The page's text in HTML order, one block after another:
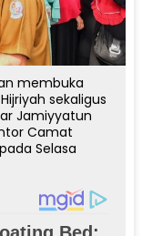
membuka
sekaligus
Jamiyyatun
Camat
Selasa